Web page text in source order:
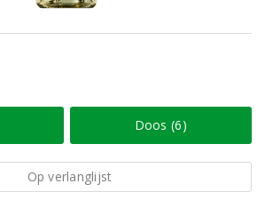
Doos (6)
Op verlanglijst